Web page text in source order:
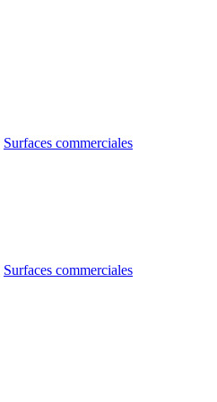
Surfaces commerciales
Surfaces commerciales